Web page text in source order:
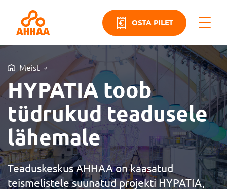
OSTA PILET
Meist
HYPATIA toob
tüdrukud teadusele
lähemale
Teaduskeskus AHHAA on kaasatud
teismelistele suunatud projekti HYPATIA,